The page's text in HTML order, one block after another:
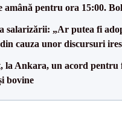
amână pentru ora 15:00.
salarizării: „Ar putea fi
cauza unor discursuri
la Ankara, un acord
bovine